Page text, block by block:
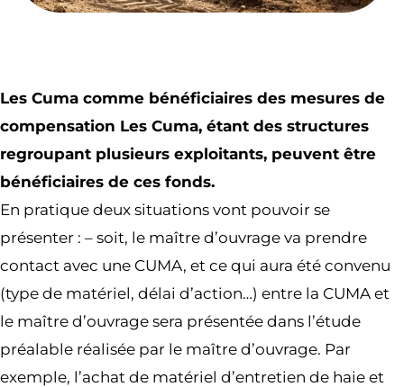
Les Cuma comme bénéficiaires des mesures de
compensation Les Cuma, étant des structures
regroupant plusieurs exploitants, peuvent être
bénéficiaires de ces fonds.
En pratique deux situations vont pouvoir se
présenter : – soit, le maître d’ouvrage va prendre
contact avec une CUMA, et ce qui aura été convenu
(type de matériel, délai d’action…) entre la CUMA et
le maître d’ouvrage sera présentée dans l’étude
préalable réalisée par le maître d’ouvrage. Par
exemple, l’achat de matériel d’entretien de haie et